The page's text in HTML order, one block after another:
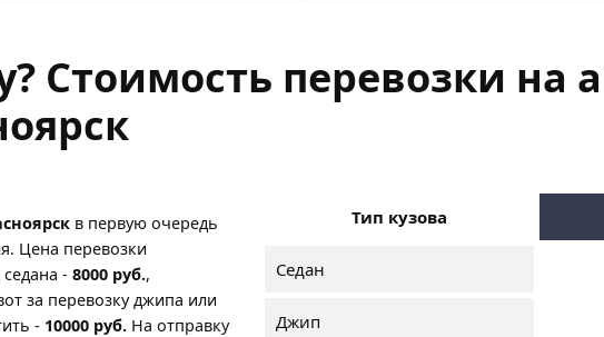
Стоимость перевозки на
в первую очередь
Цена перевозки
седана - 8000 руб.,
за перевозку джипа или
- 10000 руб. На отправку
Тип кузова
Седан
Джип